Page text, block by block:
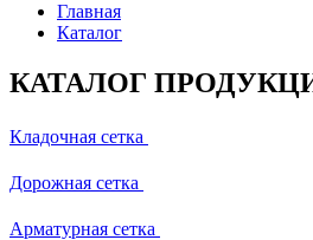
Главная
Каталог
КАТАЛОГ
Кладочная сетка
Дорожная сетка
Арматурная сетка